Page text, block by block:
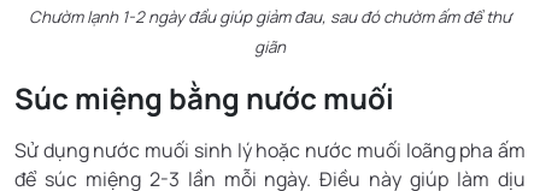
Chườm lạnh 1-2 ngày đầu giúp giảm đau, sau đó chườm ấm để thư
giãn
Súc miệng bằng nước muối
Sử dụng nước muối sinh lý hoặc nước muối loãng pha ấm
để súc miệng 2-3 lần mỗi ngày. Điều này giúp làm dịu